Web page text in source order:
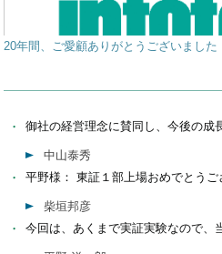
20年間、ご愛顧ありがとうございました
御社の経営理念に賛同し、今後の成
中山泰秀
平野様： 東証１部上場おめでとうご
柴垣邦彦
今回は、あくまで実証実験なので、